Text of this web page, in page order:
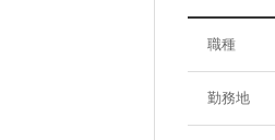
職種
勤務地